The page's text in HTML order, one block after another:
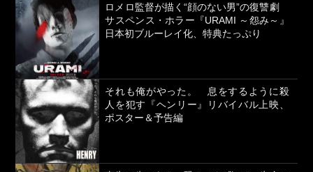
ロメロ監督が描く“顔のない男”の復讐劇
サスペンス・ホラー『URAMI ～怨み～』
日本初ブルーレイ化、特典たっぷり
それも俺がやった。 息をするように殺
人を犯す『ヘンリー』リバイバル上映、
ポスター＆予告編